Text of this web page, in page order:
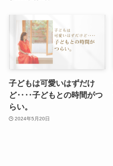
子どもは可愛いはずだけ
ど‥‥子どもとの時間がつ
らい。
2024年5月20日